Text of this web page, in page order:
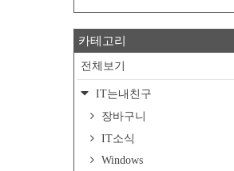
카테고리
전체보기
IT는내친구
장바구니
IT소식
Windows